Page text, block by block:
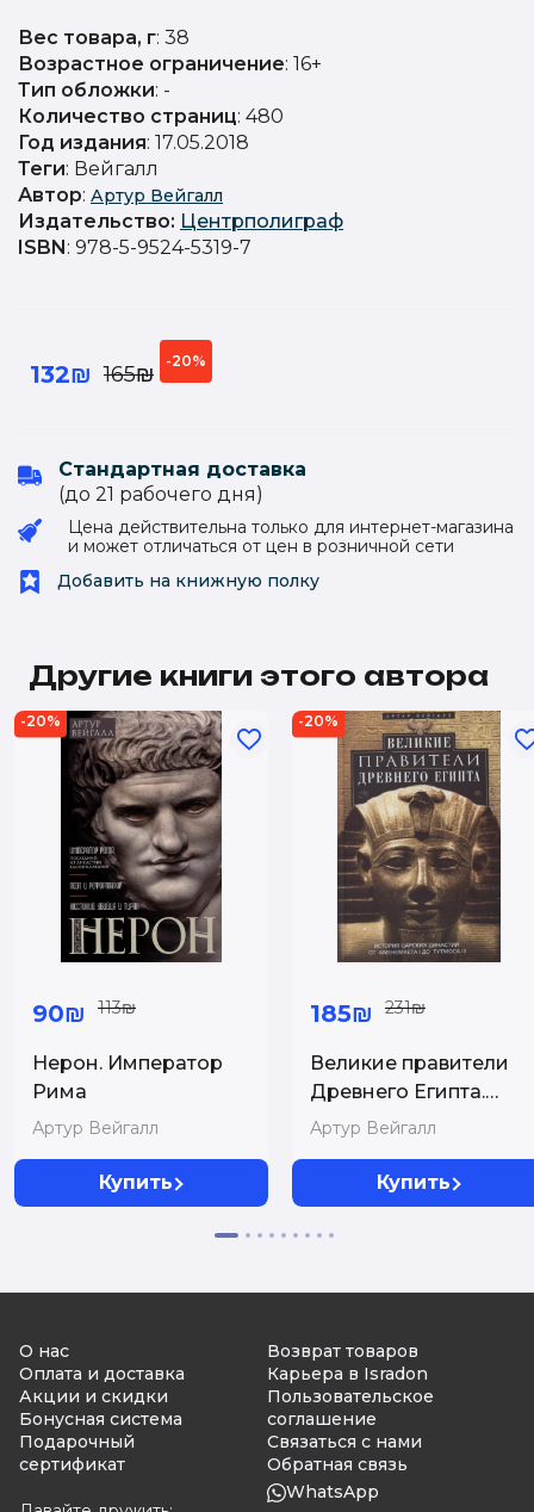
Вес товара, г: 38
Возрастное ограничение: 16+
Тип обложки: -
Количество страниц: 480
Год издания: 17.05.2018
Теги: Вейгалл
Автор: Артур Вейгалл
Издательство: Центрполиграф
ISBN: 978-5-9524-5319-7
132₪ 165₪
-20%
Стандартная доставка
(до 21 рабочего дня)
Цена действительна только для интернет-магазина
и может отличаться от цен в розничной сети
Добавить на книжную полку
Другие книги этого автора
-20%
90₪ 113₪
Нерон. Император
Рима
Артур Вейгалл
Купить
-20%
185₪ 231₪
Великие правители
Древнего Египта.
История царских
Аменемхета I до
Тутмоса III
Артур Вейгалл
Купить
О нас
Оплата и доставка
Акции и скидки
Бонусная система
Подарочный
сертификат
Возврат товаров
Карьера в Isradon
Пользовательское
соглашение
Связаться с нами
Обратная связь
WhatsApp